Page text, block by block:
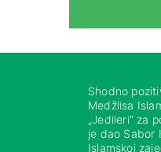
Shodno
Medžlisa
„Jedileri“ za
je dao Sabor
Islamskoj